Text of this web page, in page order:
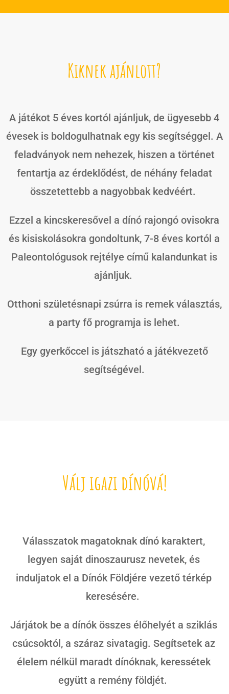
Kiknek ajánlott?
A játékot 5 éves kortól ajánljuk, de ügyesebb 4
évesek is boldogulhatnak egy kis segítséggel. A
feladványok nem nehezek, hiszen a történet
fentartja az érdeklődést, de néhány feladat
összetettebb a nagyobbak kedvéért.
Ezzel a kincskeresővel a dínó rajongó ovisokra
és kisiskolásokra gondoltunk, 7-8 éves kortól a
Paleontológusok rejtélye című kalandunkat is
ajánljuk.
Otthoni születésnapi zsúrra is remek választás,
a party fő programja is lehet.
Egy gyerkőccel is játszható a játékvezető
segítségével.
Válj igazi dínóvá!
Válasszatok magatoknak dínó karaktert,
legyen saját dinoszaurusz nevetek, és
induljatok el a Dínók Földjére vezető térkép
keresésére.
Járjátok be a dínók összes élőhelyét a sziklás
csúcsoktól, a száraz sivatagig. Segítsetek az
élelem nélkül maradt dínóknak, keressétek
együtt a remény földjét.